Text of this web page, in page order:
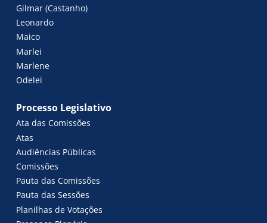
Gilmar (Castanho)
Leonardo
Maico
Marlei
Marlene
Odelei
Processo Legislativo
Ata das Comissões
Atas
Audiências Públicas
Comissões
Pauta das Comissões
Pauta das Sessões
Planilhas de Votações